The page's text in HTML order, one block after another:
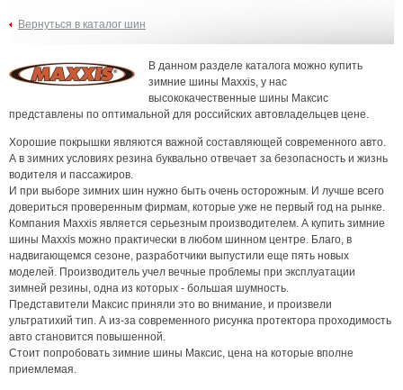
Вернуться в каталог шин
В данном разделе каталога можно купить
зимние шины Maxxis, у нас
высококачественные шины Максис
представлены по оптимальной для российских автовладельцев цене.
Хорошие покрышки являются важной составляющей современного авто.
А в зимних условиях резина буквально отвечает за безопасность и жизнь
водителя и пассажиров.
И при выборе зимних шин нужно быть очень осторожным. И лучше всего
довериться проверенным фирмам, которые уже не первый год на рынке.
Компания Maxxis является серьезным производителем. А купить зимние
шины Maxxis можно практически в любом шинном центре. Благо, в
надвигающемся сезоне, разработчики выпустили еще пять новых
моделей. Производитель учел вечные проблемы при эксплуатации
зимней резины, одна из которых - большая шумность.
Представители Максис приняли это во внимание, и произвели
ультратихий тип. А из-за современного рисунка протектора проходимость
авто становится повышенной.
Стоит попробовать зимние шины Максис, цена на которые вполне
приемлемая.